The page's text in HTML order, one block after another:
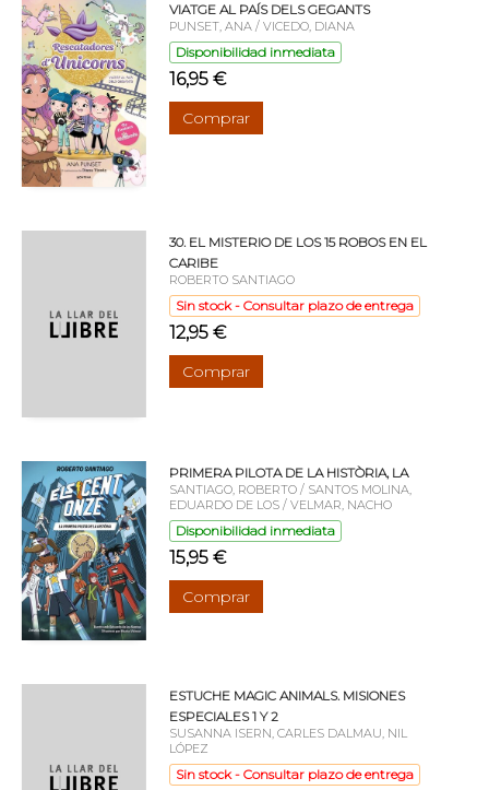
VIATGE AL PAÍS DELS GEGANTS
PUNSET, ANA / VICEDO, DIANA
Disponibilidad inmediata
16,95 €
Comprar
30. EL MISTERIO DE LOS 15 ROBOS EN EL
CARIBE
ROBERTO SANTIAGO
Sin stock - Consultar plazo de entrega
12,95 €
Comprar
PRIMERA PILOTA DE LA HISTÒRIA, LA
SANTIAGO, ROBERTO / SANTOS MOLINA,
EDUARDO DE LOS / VELMAR, NACHO
Disponibilidad inmediata
15,95 €
Comprar
ESTUCHE MAGIC ANIMALS. MISIONES
ESPECIALES 1 Y 2
SUSANNA ISERN, CARLES DALMAU, NIL
LÓPEZ
Sin stock - Consultar plazo de entrega